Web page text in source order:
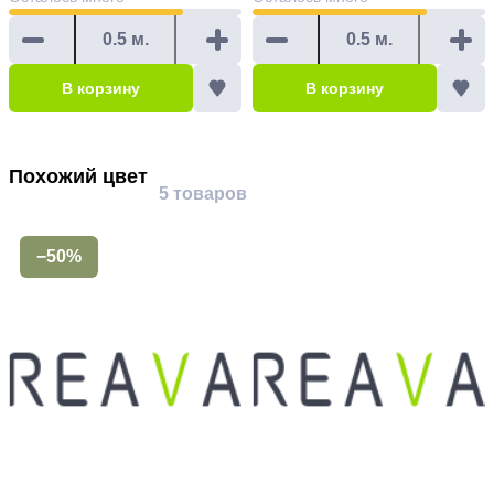
В корзину В корзину
Похожий цвет
5 товаров
−50%